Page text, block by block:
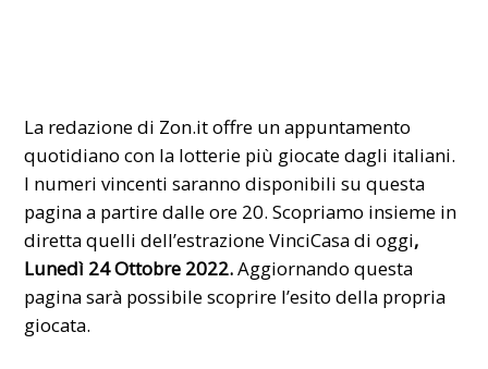
La redazione di Zon.itoffre un appuntamento
quotidiano con la lotterie più giocate dagli italiani.
I numerivincenti saranno disponibili su questa
pagina a partire dalle ore 20. Scopriamo insieme in
diretta quelli dell’estrazione VinciCasa di oggi,
Lunedì 24 Ottobre 2022.Aggiornando questa
pagina sarà possibile scoprire l’esito della propria
giocata.